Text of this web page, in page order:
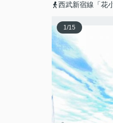
西武新宿線「花
1/15